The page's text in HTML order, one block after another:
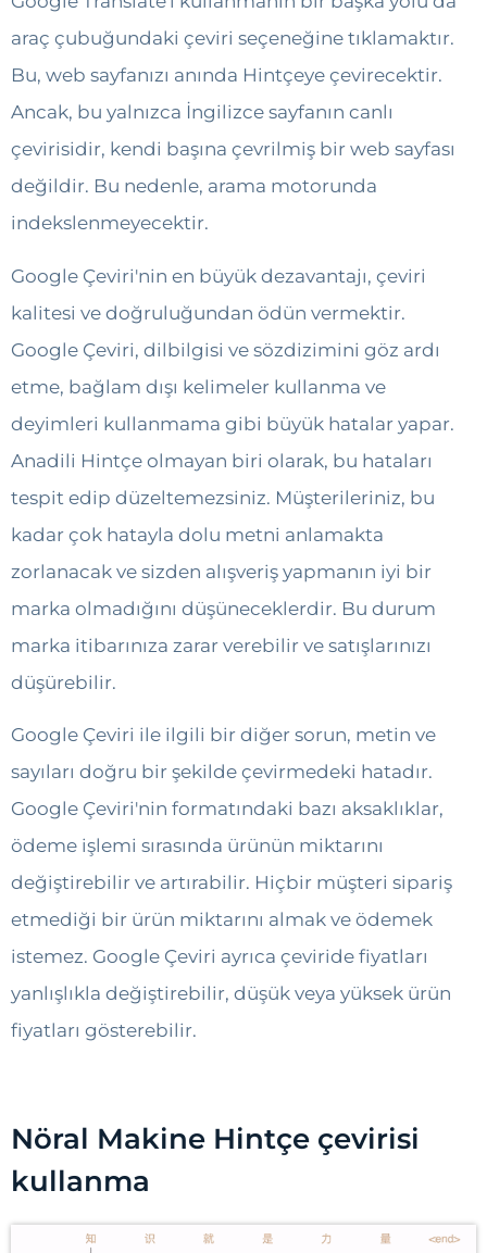
araç çubuğundaki çeviri seçeneğine tıklamaktır.
Bu, web sayfanızı anında Hintçeye çevirecektir.
Ancak, bu yalnızca İngilizce sayfanın canlı
çevirisidir, kendi başına çevrilmiş bir web sayfası
değildir. Bu nedenle, arama motorunda
indekslenmeyecektir.
Google Çeviri'nin en büyük dezavantajı, çeviri
kalitesi ve doğruluğundan ödün vermektir.
Google Çeviri, dilbilgisi ve sözdizimini göz ardı
etme, bağlam dışı kelimeler kullanma ve
deyimleri kullanmama gibi büyük hatalar yapar.
Anadili Hintçe olmayan biri olarak, bu hataları
tespit edip düzeltemezsiniz. Müşterileriniz, bu
kadar çok hatayla dolu metni anlamakta
zorlanacak ve sizden alışveriş yapmanın iyi bir
marka olmadığını düşüneceklerdir. Bu durum
marka itibarınıza zarar verebilir ve satışlarınızı
düşürebilir.
Google Çeviri ile ilgili bir diğer sorun, metin ve
sayıları doğru bir şekilde çevirmedeki hatadır.
Google Çeviri'nin formatındaki bazı aksaklıklar,
ödeme işlemi sırasında ürünün miktarını
değiştirebilir ve artırabilir. Hiçbir müşteri sipariş
etmediği bir ürün miktarını almak ve ödemek
istemez. Google Çeviri ayrıca çeviride fiyatları
yanlışlıkla değiştirebilir, düşük veya yüksek ürün
fiyatları gösterebilir.
Nöral Makine Hintçe çevirisi
kullanma